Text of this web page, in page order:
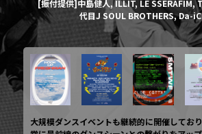
[振付提供]中島健人, ILLIT, LE SSERAFIM,
代目J SOUL BROTHERS, Da-
大規模ダンスイベントも継続的に開催しており